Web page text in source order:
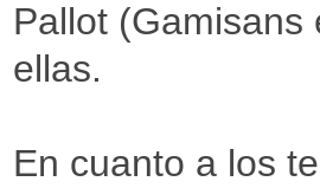
Pallot
ellas.
En cuanto a los